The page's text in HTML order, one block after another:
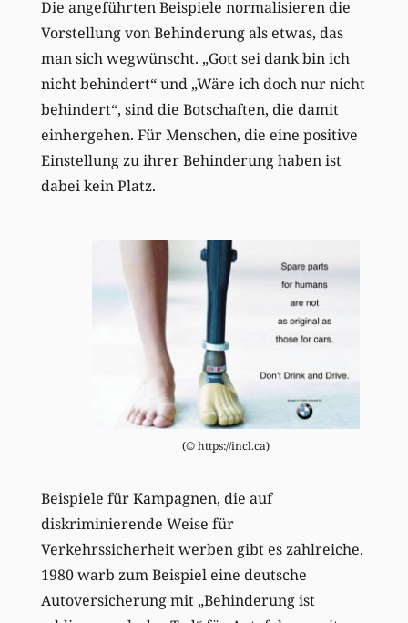
Die angeführten Beispiele normalisieren die
Vorstellung von Behinderung als etwas, das
man sich wegwünscht. „Gott sei dank bin ich
nicht behindert“ und „Wäre ich doch nur nicht
behindert“, sind die Botschaften, die damit
einhergehen. Für Menschen, die eine positive
Einstellung zu ihrer Behinderung haben ist
dabei kein Platz.
(© https://incl.ca)
Beispiele für Kampagnen, die auf
diskriminierende Weise für
Verkehrssicherheit werben gibt es zahlreiche.
1980 warb zum Beispiel eine deutsche
Autoversicherung mit „Behinderung ist